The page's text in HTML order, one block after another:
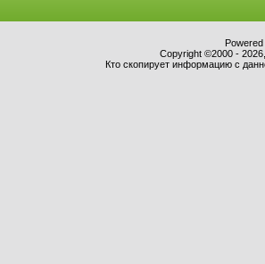
Copyright ©2000 -
Кто скопирует информацию с